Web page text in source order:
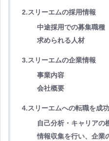
2.スリーエムの採用情報
中途採用での募集職種
求められる人材
3.スリーエムの企業情報
事業内容
会社概要
4.スリーエムへの転職を成
自己分析・キャリアの
情報収集を行い、企業